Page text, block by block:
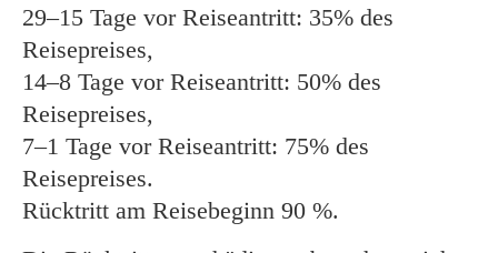
29–15 Tage vor Reiseantritt: 35% des
Reisepreises,
14–8 Tage vor Reiseantritt: 50% des
Reisepreises,
7–1 Tage vor Reiseantritt: 75% des
Reisepreises.
Rücktritt am Reisebeginn 90 %.